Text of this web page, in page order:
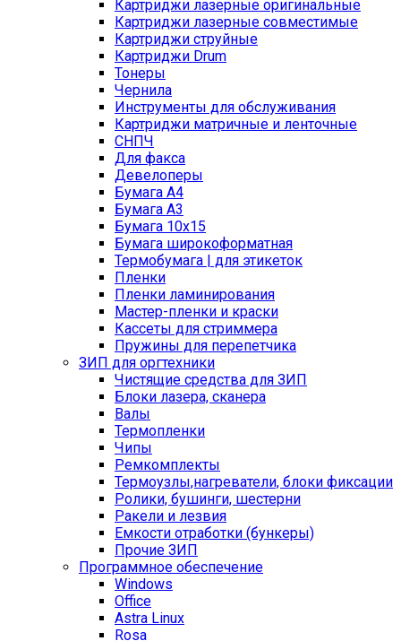
Картриджи лазерные оригинальные
Картриджи лазерные совместимые
Картриджи струйные
Картриджи Drum
Тонеры
Чернила
Инструменты для обслуживания
Картриджи матричные и ленточные
СНПЧ
Для факса
Девелоперы
Бумага A4
Бумага A3
Бумага 10x15
Бумага широкоформатная
Термобумага | для этикеток
Пленки
Пленки ламинирования
Мастер-пленки и краски
Кассеты для стриммера
Пружины для перепетчика
ЗИП для оргтехники
Чистящие средства для ЗИП
Блоки лазера, сканера
Валы
Термопленки
Чипы
Ремкомплекты
Термоузлы,нагреватели, блоки фиксации
Ролики, бушинги, шестерни
Ракели и лезвия
Емкости отработки (бункеры)
Прочие ЗИП
Программное обеспечение
Windows
Office
Astra Linux
Rosa